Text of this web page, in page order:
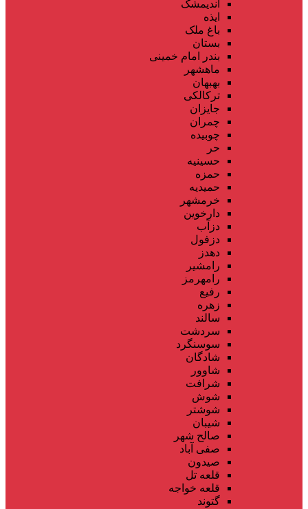
اندیمشک
ایذه
باغ ملک
بستان
بندر امام خمینی
ماهشهر
بهبهان
ترکالکی
جایزان
چمران
چوبیده
حر
حسینیه
حمزه
حمیدیه
خرمشهر
دارخوین
دزآب
دزفول
دهدز
رامشیر
رامهرمز
رفیع
زهره
سالند
سردشت
سوسنگرد
شادگان
شاوور
شرافت
شوش
شوشتر
شیبان
صالح شهر
صفی آباد
صیدون
قلعه تل
قلعه خواجه
گتوند